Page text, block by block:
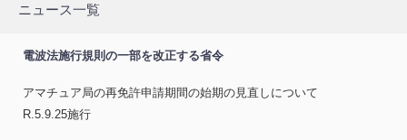
ニュース一覧
電波法施行規則の一部を改正する省令
アマチュア局の再免許申請期間の始期の見直しについて
R.5.9.25施行